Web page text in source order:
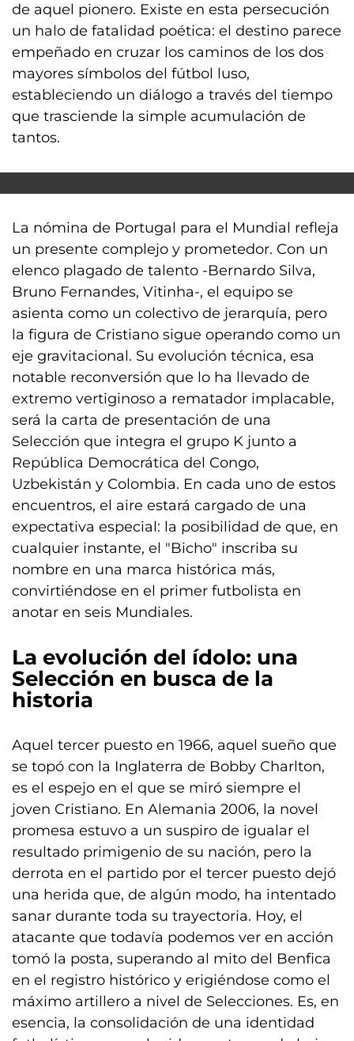
de aquel pionero. Existe en esta persecución
un halo de fatalidad poética: el destino parece
empeñado en cruzar los caminos de los dos
mayores símbolos del fútbol luso,
estableciendo un diálogo a través del tiempo
que trasciende la simple acumulación de
tantos.
La nómina de Portugal para el Mundial refleja
un presente complejo y prometedor. Con un
elenco plagado de talento -Bernardo Silva,
Bruno Fernandes, Vitinha-, el equipo se
asienta como un colectivo de jerarquía, pero
la figura de Cristiano sigue operando como un
eje gravitacional. Su evolución técnica, esa
notable reconversión que lo ha llevado de
extremo vertiginoso a rematador implacable,
será la carta de presentación de una
Selección que integra el grupo K junto a
República Democrática del Congo,
Uzbekistán y Colombia. En cada uno de estos
encuentros, el aire estará cargado de una
expectativa especial: la posibilidad de que, en
cualquier instante, el "Bicho" inscriba su
nombre en una marca histórica más,
convirtiéndose en el primer futbolista en
anotar en seis Mundiales.
La evolución del ídolo: una
Selección en busca de la
historia
Aquel tercer puesto en 1966, aquel sueño que
se topó con la Inglaterra de Bobby Charlton,
es el espejo en el que se miró siempre el
joven Cristiano. En Alemania 2006, la novel
promesa estuvo a un suspiro de igualar el
resultado primigenio de su nación, pero la
derrota en el partido por el tercer puesto dejó
una herida que, de algún modo, ha intentado
sanar durante toda su trayectoria. Hoy, el
atacante que todavía podemos ver en acción
tomó la posta, superando al mito del Benfica
en el registro histórico y erigiéndose como el
máximo artillero a nivel de Selecciones. Es, en
esencia, la consolidación de una identidad